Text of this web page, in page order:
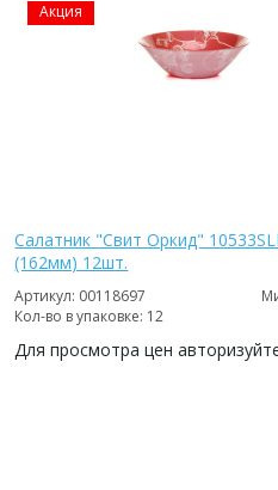
Акция
Салатник "Свит Оркид"
(162мм) 12шт.
Артикул: 00118697
Кол-во в упаковке: 12
Для просмотра цен